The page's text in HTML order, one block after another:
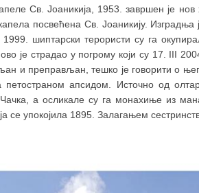
Св. Јоаникија, 1953. завршен је нов
посвећена Св. Јоаникију.
шиптарски терористи су га
је страдао у погрому који су 17. III
и преправљан, тешко је говорити о
петостраном апсидом. Источно од
а осликале су га монахиње из
се упокојила 1895. Залагањем